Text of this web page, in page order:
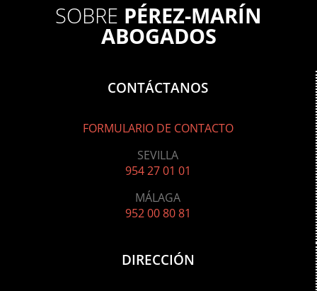
SOBRE PÉREZ-MARÍN
ABOGADOS
CONTÁCTANOS
FORMULARIO DE CONTACTO
SEVILLA
954 27 01 01
MÁLAGA
952 00 80 81
DIRECCIÓN